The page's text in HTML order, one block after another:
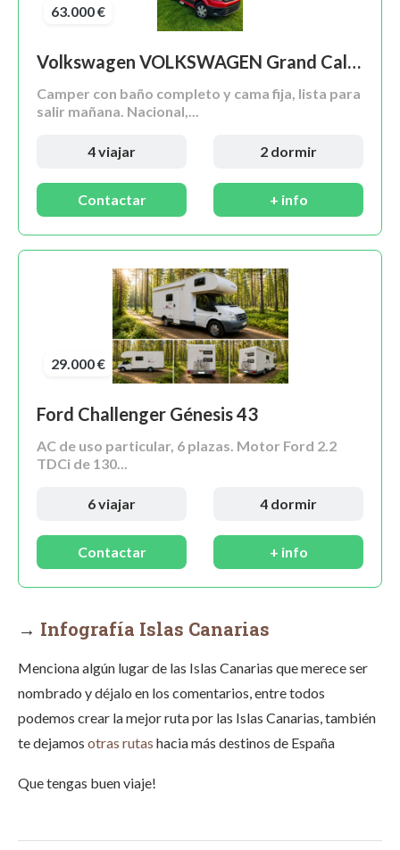
63.000 €
Volkswagen VOLKSWAGEN Grand California 600 2.0 TDI EU6 FWD 130kW 177CV Aut. 4p.
Camper con baño completo y cama fija, lista para
salir mañana. Nacional,...
4 viajar 2 dormir
Contactar + info
29.000 €
Ford Challenger Génesis 43
AC de uso particular, 6 plazas. Motor Ford 2.2
TDCi de 130...
6 viajar 4 dormir
Contactar + info
→ Infografía Islas Canarias
Menciona algún lugar de las Islas Canarias que merece ser
nombrado y déjalo en los comentarios, entre todos
podemos crear la mejor ruta por las Islas Canarias, también
te dejamos otras rutas hacia más destinos de España
Que tengas buen viaje!